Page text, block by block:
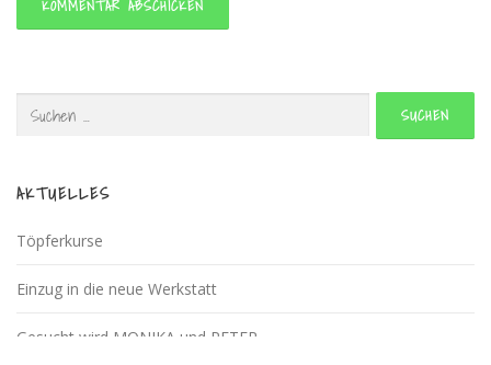
nach:
AKTUELLES
Töpferkurse
Einzug in die neue Werkstatt
Gesucht wird MONIKA und PETER